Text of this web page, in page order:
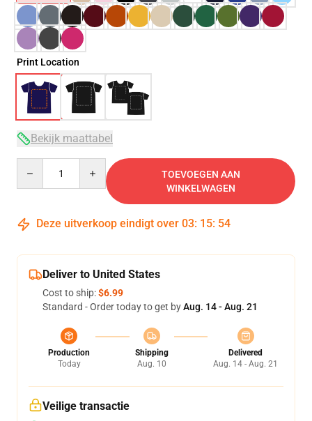
Print Location
Bekijk maattabel
TOEVOEGEN AAN
WINKELWAGEN
Deze uitverkoop eindigt over 03: 15: 54
Deliver to United States
Cost to ship:$6.99
Standard - Order today to get byAug. 14 - Aug. 21
Production
Today
Shipping
Aug. 10
Delivered
Aug. 14 - Aug. 21
Veilige transactie